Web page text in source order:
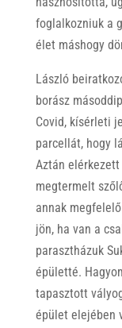
foglalkozniuk a
élet máshogy
László
borász
Covid, kísérleti
parcellát, hogy
Aztán elérkezett
megtermelt
annak
jön, ha van a
parasztházuk
épületté.
tapasztott
épület elejében